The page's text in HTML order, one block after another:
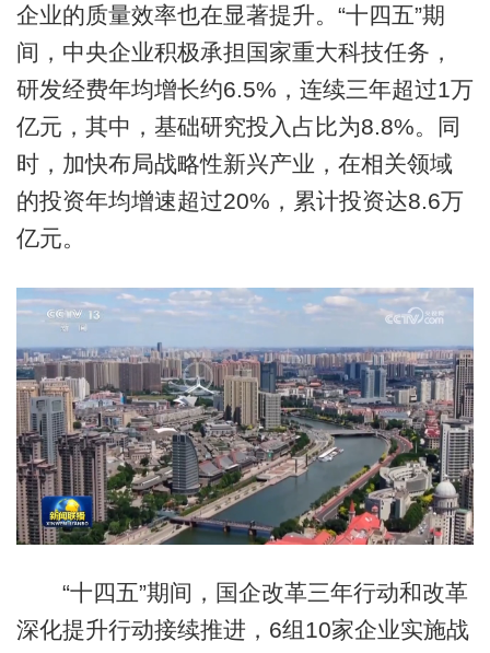
企业的质量效率也在显著提升。“十四五”期
间，中央企业积极承担国家重大科技任务，
研发经费年均增长约6.5%，连续三年超过1万
亿元，其中，基础研究投入占比为8.8%。同
时，加快布局战略性新兴产业，在相关领域
的投资年均增速超过20%，累计投资达8.6万
亿元。
“十四五”期间，国企改革三年行动和改革
深化提升行动接续推进，6组10家企业实施战